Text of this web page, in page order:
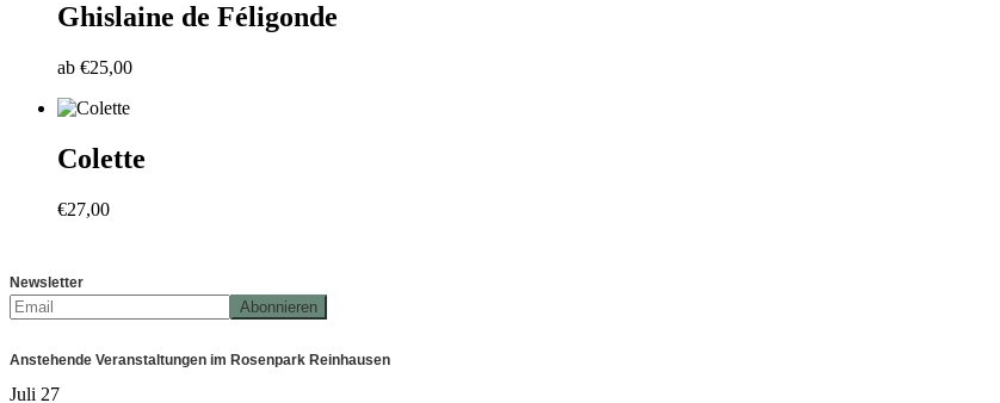
Ghislaine de Féligonde
ab €25,00
Colette
€27,00
Newsletter
Anstehende Veranstaltungen im Rosenpark Reinhausen
Juli 27